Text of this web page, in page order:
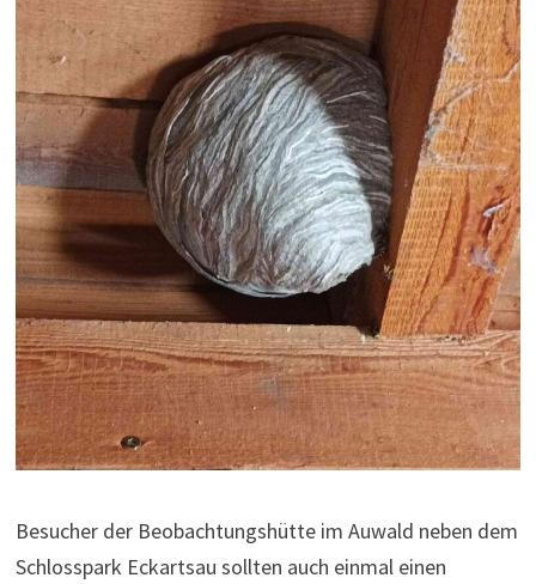
Besucher der Beobachtungshütte im Auwald neben dem
Schlosspark Eckartsau sollten auch einmal einen